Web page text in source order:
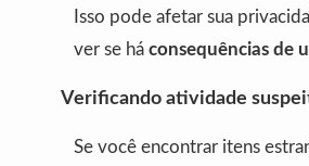
Isso pode afetar sua
ver se há consequências de
Verificando atividade
Se você encontrar itens